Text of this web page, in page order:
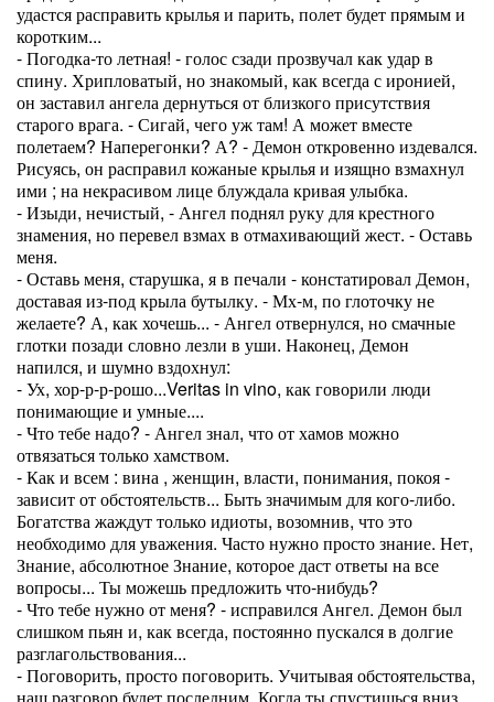
удастся расправить крылья и парить, полет будет прямым и
коротким...
- Погодка-то летная! - голос сзади прозвучал как удар в
спину. Хрипловатый, но знакомый, как всегда с иронией,
он заставил ангела дернуться от близкого присутствия
старого врага. - Сигай, чего уж там! А может вместе
полетаем? Наперегонки? А? - Демон откровенно издевался.
Рисуясь, он расправил кожаные крылья и изящно взмахнул
ими ; на некрасивом лице блуждала кривая улыбка.
- Изыди, нечистый, - Ангел поднял руку для крестного
знамения, но перевел взмах в отмахивающий жест. - Оставь
меня.
- Оставь меня, старушка, я в печали - констатировал Демон,
доставая из-под крыла бутылку. - Мх-м, по глоточку не
желаете? А, как хочешь... - Ангел отвернулся, но смачные
глотки позади словно лезли в уши. Наконец, Демон
напился, и шумно вздохнул:
- Ух, хор-р-р-рошо...Veritas in vino, как говорили люди
понимающие и умные....
- Что тебе надо? - Ангел знал, что от хамов можно
отвязаться только хамством.
- Как и всем : вина , женщин, власти, понимания, покоя -
зависит от обстоятельств... Быть значимым для кого-либо.
Богатства жаждут только идиоты, возомнив, что это
необходимо для уважения. Часто нужно просто знание. Нет,
Знание, абсолютное Знание, которое даст ответы на все
вопросы... Ты можешь предложить что-нибудь?
- Что тебе нужно от меня? - исправился Ангел. Демон был
слишком пьян и, как всегда, постоянно пускался в долгие
разглагольствования...
- Поговорить, просто поговорить. Учитывая обстоятельства,